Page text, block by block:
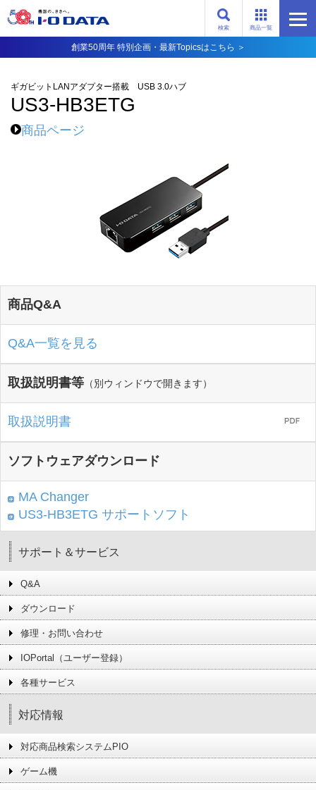
商品一覧
検索
創業50周年 特別企画・最新Topicsはこちら ＞
ギガビットLANアダプター搭載 USB 3.0ハブ
US3-HB3ETG
商品ページ
商品Q&A
Q&A一覧を見る
取扱説明書等 （別ウィンドウで開きます）
取扱説明書
ソフトウェアダウンロード
MA Changer
US3-HB3ETG サポートソフト
サポート＆サービス
Q&A
ダウンロード
修理・お問い合わせ
IOPortal（ユーザー登録）
各種サービス
対応情報
対応商品検索システムPIO
ゲーム機